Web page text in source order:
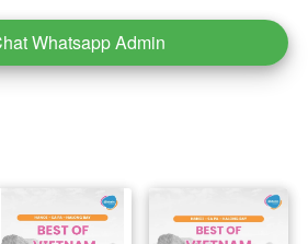
Whatsapp Admin